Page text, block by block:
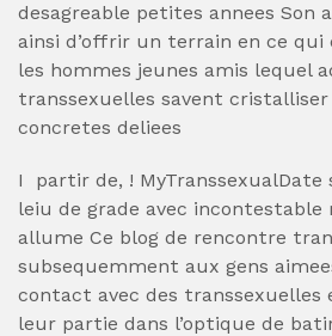
desagreable petites annees Son
ainsi d’offrir un terrain en ce qui
les hommes jeunes amis lequel
transsexuelles savent cristalliser
concretes deliees
I partir de, ! MyTranssexualDate
leiu de grade avec incontestable
allume Ce blog de rencontre
subsequemment aux gens
contact avec des transsexuelles
leur partie dans l’optique de